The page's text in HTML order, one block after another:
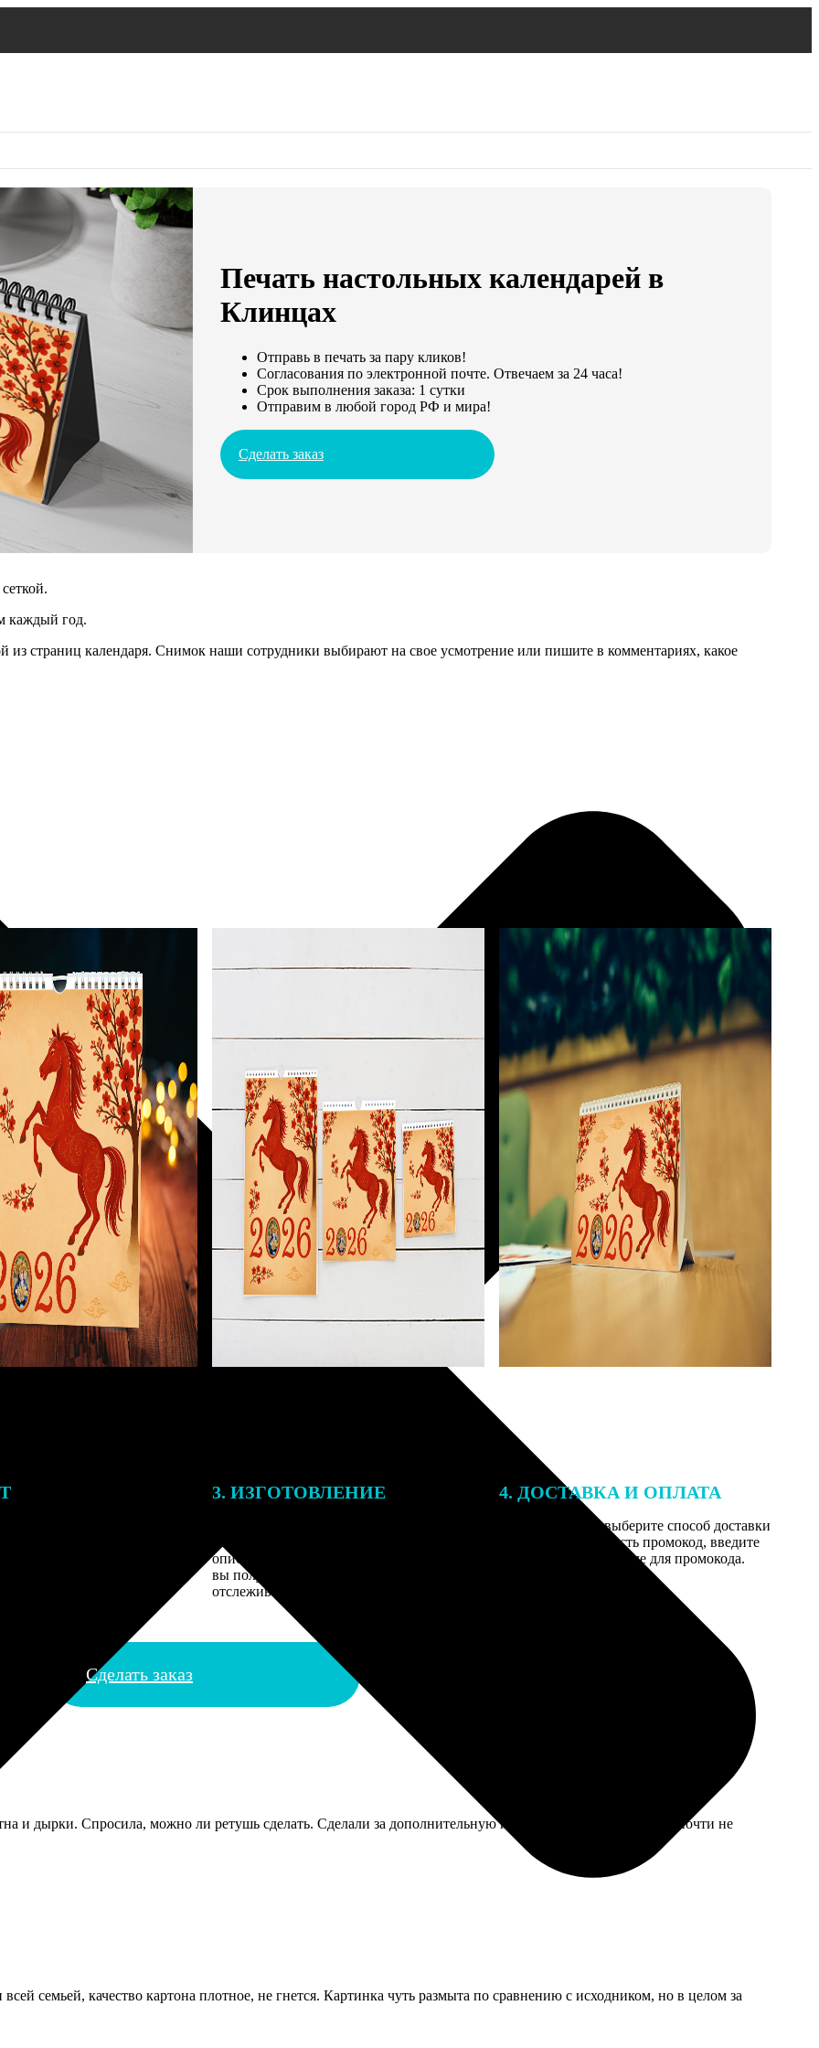
Печать настольных календарей в
Клинцах
Отправь в печать за пару кликов!
Согласования по электронной почте. Отвечаем за 24 часа!
Срок выполнения заказа: 1 сутки
Отправим в любой город РФ и мира!
Сделать заказ
каждый год.
страниц календаря. Снимок наши сотрудники выбирают на свое усмотрение или пишите в комментариях, какое
3. ИЗГОТОВЛЕНИЕ
описанием заказа. Когда отправим заказ
вы получите письмо с трек-номером для
отслеживания.
4. ДОСТАВКА И ОПЛАТА
Введите адрес и выберите способ доставки
заказа. Если у вас есть промокод, введите
его в специальное поле для промокода.
Сделать заказ
и дырки. Спросила, можно ли ретушь сделать. Сделали за дополнительную плату, но аккуратно, следов почти не
семьей, качество картона плотное, не гнется. Картинка чуть размыта по сравнению с исходником, но в целом за